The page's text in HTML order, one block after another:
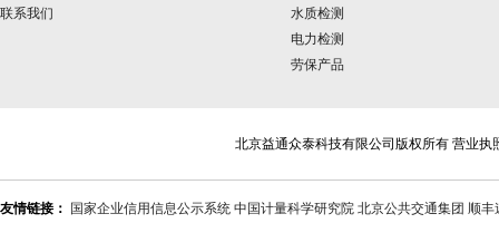
联系我们
水质检测
电力检测
劳保产品
北京益通众泰科技有限公司版权所有 营业执
友情链接： 国家企业信用信息公示系统 中国计量科学研究院 北京公共交通集团 顺丰